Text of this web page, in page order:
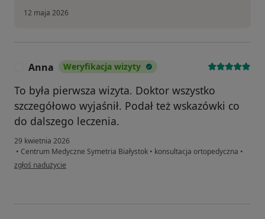
12 maja 2026
Anna Weryfikacja wizyty
To była pierwsza wizyta. Doktor wszystko
szczegółowo wyjaśnił. Podał też wskazówki co
do dalszego leczenia.
29 kwietnia 2026
• Centrum Medyczne Symetria Białystok • konsultacja ortopedyczna •
w opinii użytkownika Anna
zgłoś nadużycie